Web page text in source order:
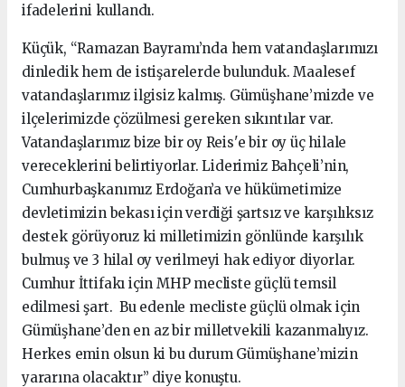
ifadelerini kullandı.
Küçük, “Ramazan Bayramı’nda hem vatandaşlarımızı
dinledik hem de istişarelerde bulunduk. Maalesef
vatandaşlarımız ilgisiz kalmış. Gümüşhane’mizde ve
ilçelerimizde çözülmesi gereken sıkıntılar var.
Vatandaşlarımız bize bir oy Reis'e bir oy üç hilale
vereceklerini belirtiyorlar. Liderimiz Bahçeli’nin,
Cumhurbaşkanımız Erdoğan’a ve hükümetimize
devletimizin bekası için verdiği şartsız ve karşılıksız
destek görüyoruz ki milletimizin gönlünde karşılık
bulmuş ve 3 hilal oy verilmeyi hak ediyor diyorlar.
Cumhur İttifakı için MHP mecliste güçlü temsil
edilmesi şart. Bu edenle mecliste güçlü olmak için
Gümüşhane’den en az bir milletvekili kazanmalıyız.
Herkes emin olsun ki bu durum Gümüşhane’mizin
yararına olacaktır” diye konuştu.